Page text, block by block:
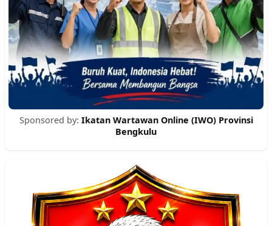
Sponsored by: Ikatan Wartawan Online (IWO) Provinsi
Bengkulu